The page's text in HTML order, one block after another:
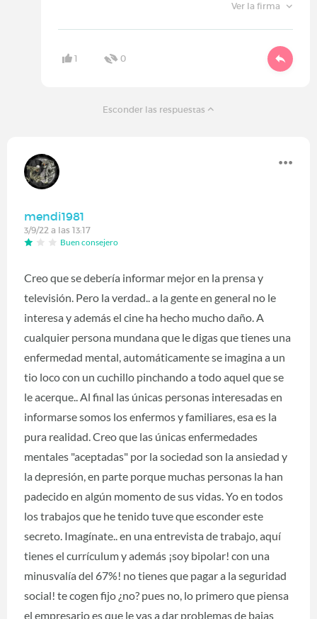
Ver la firma
1 0
Esconder las respuestas
mendi1981
3/9/22 a las 13:17
Buen consejero
Creo que se debería informar mejor en la prensa y
televisión. Pero la verdad.. a la gente en general no le
interesa y además el cine ha hecho mucho daño. A
cualquier persona mundana que le digas que tienes una
enfermedad mental, automáticamente se imagina a un
tio loco con un cuchillo pinchando a todo aquel que se
le acerque.. Al final las únicas personas interesadas en
informarse somos los enfermos y familiares, esa es la
pura realidad. Creo que las únicas enfermedades
mentales "aceptadas" por la sociedad son la ansiedad y
la depresión, en parte porque muchas personas la han
padecido en algún momento de sus vidas. Yo en todos
los trabajos que he tenido tuve que esconder este
secreto. Imagínate.. en una entrevista de trabajo, aquí
tienes el currículum y además ¡soy bipolar! con una
minusvalía del 67%! no tienes que pagar a la seguridad
social! te cogen fijo ¿no? pues no, lo primero que piensa
el empresario es que le vas a dar problemas de bajas